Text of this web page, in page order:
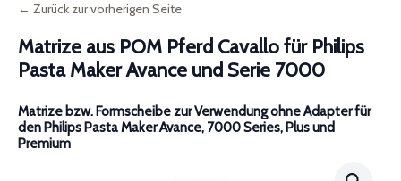
← Zurück zur vorherigen Seite
Matrize aus POM Pferd Cavallo für Philips
Pasta Maker Avance und Serie 7000
Matrize bzw. Formscheibe zur Verwendung ohne Adapter für
den Philips Pasta Maker Avance, 7000 Series, Plus und
Premium